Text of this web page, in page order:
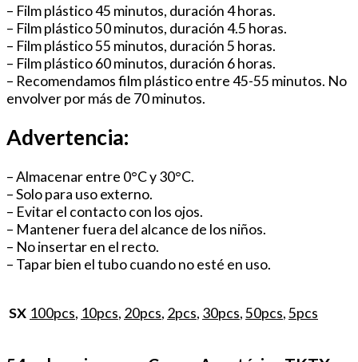
– Film plástico 45 minutos, duración 4 horas.
– Film plástico 50 minutos, duración 4.5 horas.
– Film plástico 55 minutos, duración 5 horas.
– Film plástico 60 minutos, duración 6 horas.
– Recomendamos film plástico entre 45-55 minutos. No
envolver por más de 70 minutos.
Advertencia:
– Almacenar entre 0°C y 30°C.
– Solo para uso externo.
– Evitar el contacto con los ojos.
– Mantener fuera del alcance de los niños.
– No insertar en el recto.
– Tapar bien el tubo cuando no esté en uso.
SX 100pcs, 10pcs, 20pcs, 2pcs, 30pcs,50pcs,5pcs